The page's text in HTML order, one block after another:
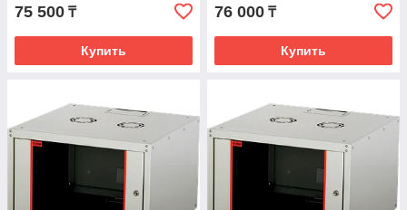
75 500 ₸
Купить
76 000 ₸
Купить